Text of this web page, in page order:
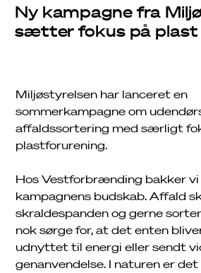
Ny kampagne fra
sætter fokus på plast
Miljøstyrelsen har lanceret en
sommerkampagne om
affaldssortering med særligt
plastforurening.
Hos Vestforbrænding bakker vi
kampagnens budskab. Affald
skraldespanden og gerne
nok sørge for, at det enten
udnyttet til energi eller sendt
genanvendelse. I naturen er